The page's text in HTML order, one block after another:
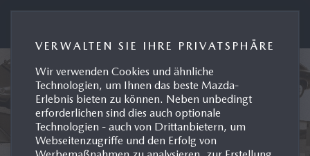
VERWALTEN SIE IHRE PRIVATSPHÄRE
Wir verwenden Cookies und ähnliche
Technologien, um Ihnen das beste Mazda-
Erlebnis bieten zu können. Neben unbedingt
erforderlichen sind dies auch optionale
Technologien - auch von Drittanbietern, um
Webseitenzugriffe und den Erfolg von